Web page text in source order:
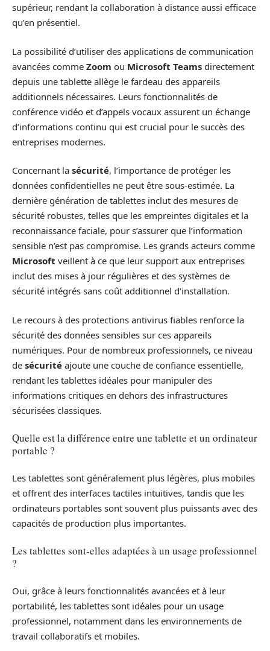
supérieur, rendant la collaboration à distance aussi efficace
qu’en présentiel.
La possibilité d’utiliser des applications de communication
avancées comme Zoom ou Microsoft Teams directement
depuis une tablette allège le fardeau des appareils
additionnels nécessaires. Leurs fonctionnalités de
conférence vidéo et d’appels vocaux assurent un échange
d’informations continu qui est crucial pour le succès des
entreprises modernes.
Concernant la sécurité, l’importance de protéger les
données confidentielles ne peut être sous-estimée. La
dernière génération de tablettes inclut des mesures de
sécurité robustes, telles que les empreintes digitales et la
reconnaissance faciale, pour s’assurer que l’information
sensible n’est pas compromise. Les grands acteurs comme
Microsoft veillent à ce que leur support aux entreprises
inclut des mises à jour régulières et des systèmes de
sécurité intégrés sans coût additionnel d’installation.
Le recours à des protections antivirus fiables renforce la
sécurité des données sensibles sur ces appareils
numériques. Pour de nombreux professionnels, ce niveau
de sécurité ajoute une couche de confiance essentielle,
rendant les tablettes idéales pour manipuler des
informations critiques en dehors des infrastructures
sécurisées classiques.
Quelle est la différence entre une tablette et un ordinateur
portable ?
Les tablettes sont généralement plus légères, plus mobiles
et offrent des interfaces tactiles intuitives, tandis que les
ordinateurs portables sont souvent plus puissants avec des
capacités de production plus importantes.
Les tablettes sont-elles adaptées à un usage professionnel
?
Oui, grâce à leurs fonctionnalités avancées et à leur
portabilité, les tablettes sont idéales pour un usage
professionnel, notamment dans les environnements de
travail collaboratifs et mobiles.